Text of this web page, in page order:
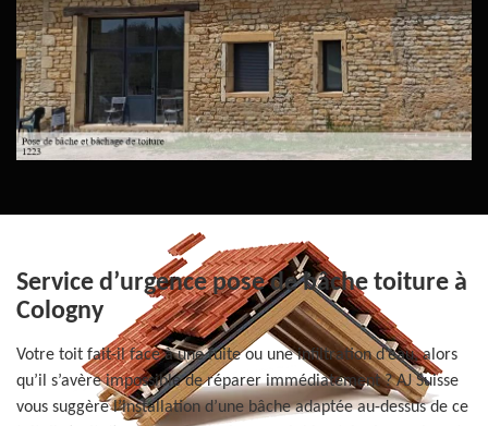
Service d’urgence pose de bâche toiture à
Cologny
Votre toit fait-il face à une fuite ou une infiltration d’eau, alors
qu’il s’avère impossible de réparer immédiatement ? AJ Suisse
vous suggère l’installation d’une bâche adaptée au-dessus de ce